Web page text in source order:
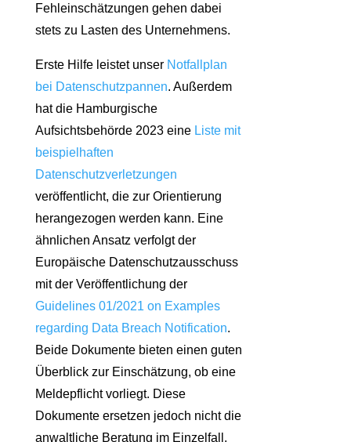
Fehleinschätzungen gehen dabei
stets zu Lasten des Unternehmens.
Erste Hilfe leistet unser Notfallplan
bei Datenschutzpannen. Außerdem
hat die Hamburgische
Aufsichtsbehörde 2023 eine Liste mit
beispielhaften
Datenschutzverletzungen
veröffentlicht, die zur Orientierung
herangezogen werden kann. Eine
ähnlichen Ansatz verfolgt der
Europäische Datenschutzausschuss
mit der Veröffentlichung der
Guidelines 01/2021 on Examples
regarding Data Breach Notification.
Beide Dokumente bieten einen guten
Überblick zur Einschätzung, ob eine
Meldepflicht vorliegt. Diese
Dokumente ersetzen jedoch nicht die
anwaltliche Beratung im Einzelfall.